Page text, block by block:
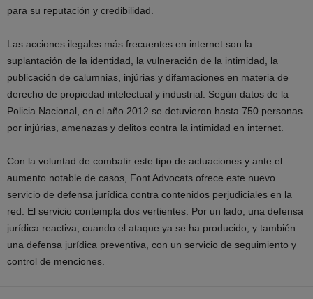
para su reputación y credibilidad.
Las acciones ilegales más frecuentes en internet son la
suplantación de la identidad, la vulneración de la intimidad, la
publicación de calumnias, injúrias y difamaciones en materia de
derecho de propiedad intelectual y industrial. Según datos de la
Policia Nacional, en el año 2012 se detuvieron hasta 750 personas
por injúrias, amenazas y delitos contra la intimidad en internet.
Con la voluntad de combatir este tipo de actuaciones y ante el
aumento notable de casos, Font Advocats ofrece este nuevo
servicio de defensa jurídica contra contenidos perjudiciales en la
red. El servicio contempla dos vertientes. Por un lado, una defensa
jurídica reactiva, cuando el ataque ya se ha producido, y también
una defensa jurídica preventiva, con un servicio de seguimiento y
control de menciones.